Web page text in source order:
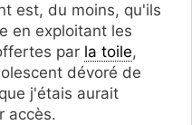
est, du moins, qu'ils
en exploitant les
par la toile,
dévoré de
j'étais aurait
accès.